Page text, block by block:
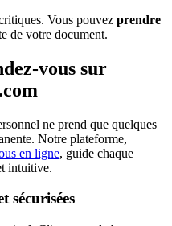
Vous pouvez prendre
de votre document.
vous sur
ne prend que quelques
Notre plateforme,
en ligne, guide chaque
intuitive.
sécurisées